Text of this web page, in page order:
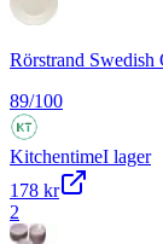
Rörstrand Swedish
89/100
KitchentimeI lager
178 kr
2